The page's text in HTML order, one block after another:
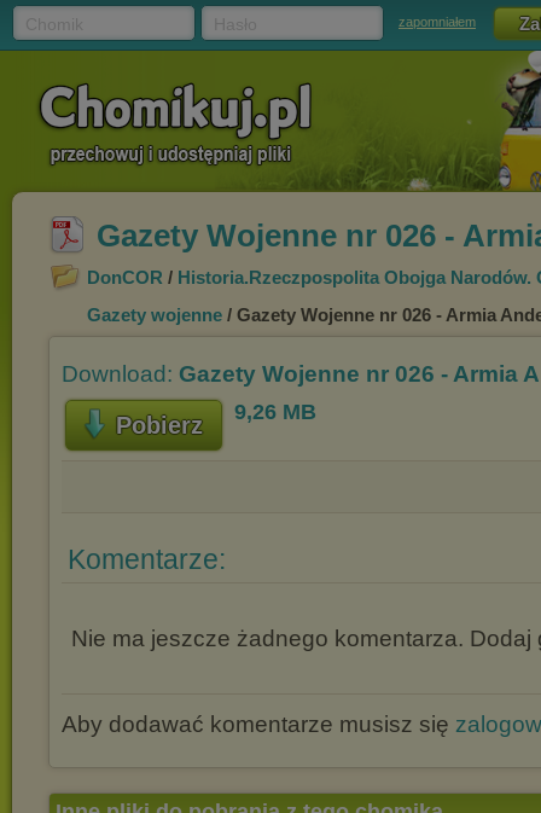
zapomniałem
Gazety Wojenne nr 026 -
DonCOR / Historia.Rzeczpospolita Obojga
Gazety wojenne / Gazety Wojenne nr 026 - Armia
Download: Gazety Wojenne nr 026 - Armia
Pobierz 9,26 MB
Komentarze:
Nie ma jeszcze żadnego komentarza. Dodaj
Aby dodawać komentarze musisz się